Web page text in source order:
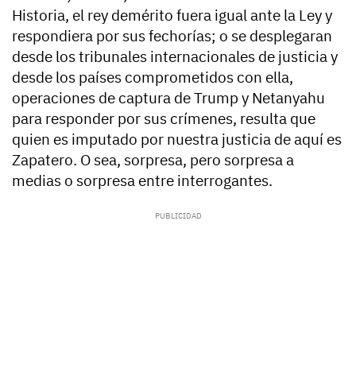
Historia, el rey demérito fuera igual ante la Ley y
respondiera por sus fechorías; o se desplegaran
desde los tribunales internacionales de justicia y
desde los países comprometidos con ella,
operaciones de captura de Trump y Netanyahu
para responder por sus crímenes, resulta que
quien es imputado por nuestra justicia de aquí es
Zapatero. O sea, sorpresa, pero sorpresa a
medias o sorpresa entre interrogantes.